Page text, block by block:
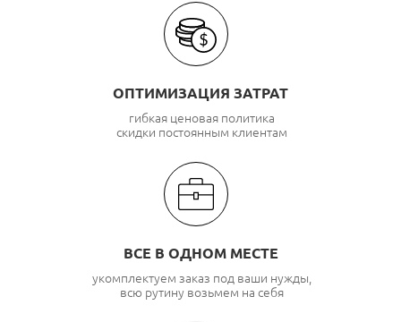
ОПТИМИЗАЦИЯ ЗАТРАТ
гибкая ценовая политика
скидки постоянным клиентам
ВСЕ В ОДНОМ МЕСТЕ
укомплектуем заказ под ваши нужды,
всю рутину возьмем на себя